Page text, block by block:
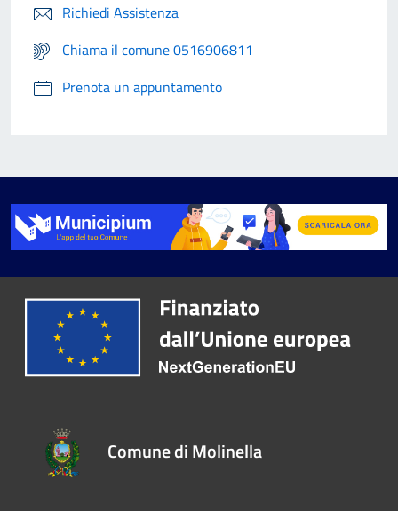
Richiedi Assistenza
Chiama il comune 0516906811
Prenota un appuntamento
Comune di Molinella